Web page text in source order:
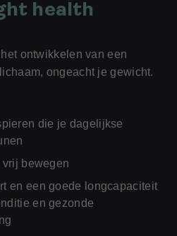
health
ontwikkelen van een
ongeacht je gewicht.
die je dagelijkse
vrij bewegen
en een goede longcapaciteit
en gezonde